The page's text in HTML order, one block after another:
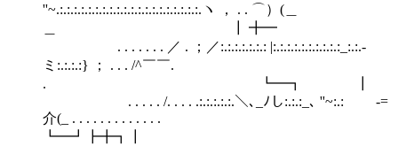
''~.:.:.:.:.:.:.:.:.:.:.:.:.:.:.:.:.:.:.:.:.ヽ ， . . ⌒）(＿
＿ ┃ ╋━
. . . . . . . ／ . ；／:.:.:.:.:.:.: |:.:.:.:.:.:.:.:.:.:_:.:.-
ミ:.:.:.:} ； . . . /^￣￣.
. ┗━┓ ┃
. . . . . /. . . . .:.:.:.:.:.＼､_ﾉし:.:.:_､ ''~:.: -=
介(_ . . . . . . . . . . . . .
┗━┛┣╋┓┃